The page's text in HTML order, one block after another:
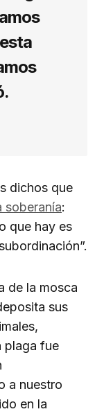
dichos que
soberanía:
que hay es
de la mosca
sus
plaga fue
a nuestro
en la